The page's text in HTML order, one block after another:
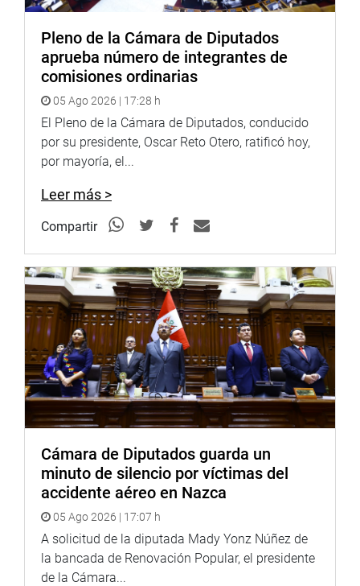
Pleno de la Cámara de Diputados
aprueba número de integrantes de
comisiones ordinarias
05 Ago 2026 | 17:28 h
El Pleno de la Cámara de Diputados, conducido
por su presidente, Oscar Reto Otero, ratificó hoy,
por mayoría, el...
Leer más >
Compartir
Cámara de Diputados guarda un
minuto de silencio por víctimas del
accidente aéreo en Nazca
05 Ago 2026 | 17:07 h
A solicitud de la diputada Mady Yonz Núñez de
la bancada de Renovación Popular, el presidente
de la Cámara...